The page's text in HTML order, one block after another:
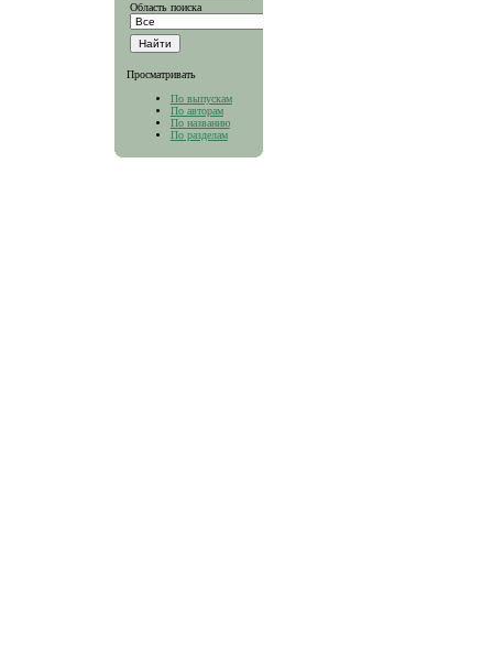
Область поиска
Просматривать
По выпускам
По авторам
По названию
По разделам